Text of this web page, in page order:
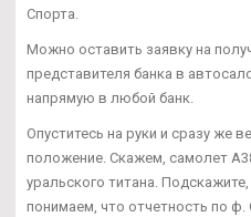
Спорта.
Можно оставить заявку на
представителя банка в
напрямую в любой банк.
Опуститесь на руки и сразу же
положение. Скажем, самолет
уральского титана.
понимаем, что отчетность по